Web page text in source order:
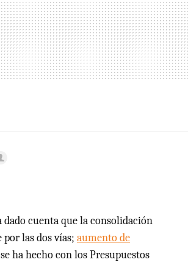
dado cuenta que la consolidación
las dos vías; aumento de
ha hecho con los Presupuestos